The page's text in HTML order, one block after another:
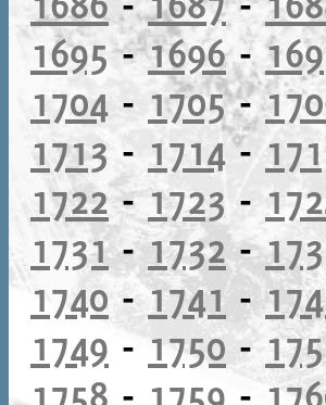
1695-1696-
1704 - 1705-
1713 - 1714-
1722-1723 -
1731-1732-
1740 -1741-
1749 -1750-
1758 - 1759 -